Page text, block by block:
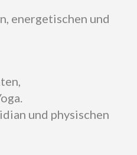
energetischen und
und physischen